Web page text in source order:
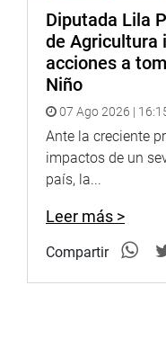
Diputada Lila
de Agricultura
acciones a
Niño
07 Ago 2026 |
Ante la creciente
impactos de un
país, la...
Leer más >
Compartir